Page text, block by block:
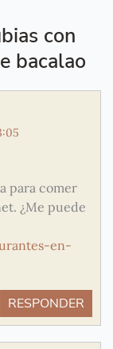
con
bacalao
para comer
¿Me puede
en-
RESPONDER